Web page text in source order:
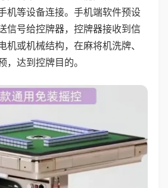
机等设备连接。手机端软件预设
信号给控牌器，控牌器接收到信
机或机械结构，在麻将机洗牌、
，达到控牌目的。